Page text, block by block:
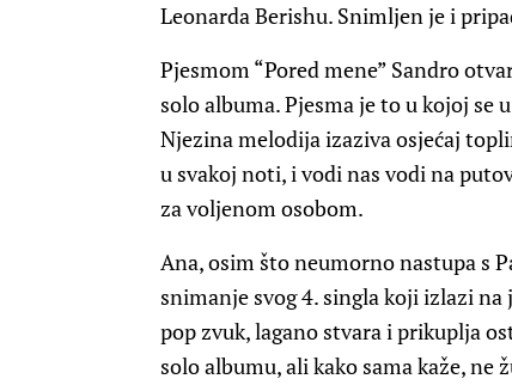
Leonarda Berishu. Snimljen je i
Pjesmom “Pored mene” Sandro
solo albuma. Pjesma je to u kojoj se
Njezina melodija izaziva osjećaj
u svakoj noti, i vodi nas vodi na
za voljenom osobom.
Ana, osim što neumorno nastupa s
snimanje svog 4. singla koji izlazi
pop zvuk, lagano stvara i prikuplja
solo albumu, ali kako sama kaže,